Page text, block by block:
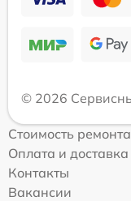
© 2026
Стоимость ремонта
Оплата и доставка
Контакты
Вакансии